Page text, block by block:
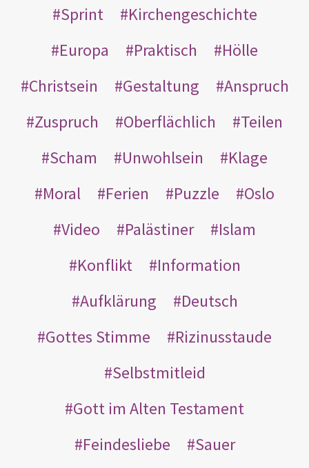
Sprint
Kirchengeschichte
Europa
Praktisch
Hölle
Christsein
Gestaltung
Anspruch
Zuspruch
Oberflächlich
Teilen
Scham
Unwohlsein
Klage
Moral
Ferien Puzzle
Oslo
Video
Palästiner
Islam
Konflikt
Information
Aufklärung
Deutsch
Gottes Stimme
Rizinusstaude
Selbstmitleid
Gott im Alten Testament
Feindesliebe
Sauer